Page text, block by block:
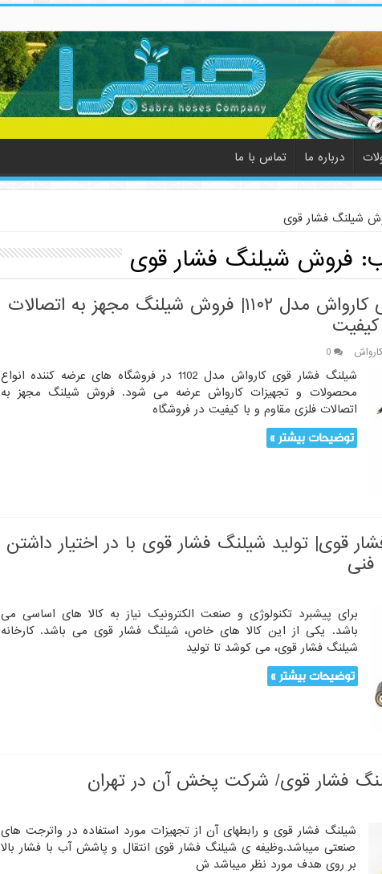
درباره ما تماس با ما
شیلنگ فشار قوی
فروش شیلنگ فشار قوی
شیلنگ فشار قوی کارواش مدل ۱۱۰۲| فروش شیلنگ مجهز به اتصالات
کیفیت
0
شیلنگ فشار قوی کارواش مدل 1102 در فروشگاه های عرضه کننده انواع
محصولات و تجهیزات کارواش عرضه می شود. فروش شیلنگ مجهز به
اتصالات فلزی مقاوم و با کیفیت در فروشگاه
توضیحات بیشتر »
قوی| تولید شیلنگ فشار قوی با در اختیار داشتن
فنی
برای پیشبرد تکنولوژی و صنعت الکترونیک نیاز به کالا های اساسی می
باشد. یکی از این کالا های خاص، شیلنگ فشار قوی می باشد. کارخانه
شیلنگ فشار قوی، می کوشد تا تولید
توضیحات بیشتر »
فشار قوی/ شرکت پخش آن در تهران
شیلنگ فشار قوی و رابطهای آن از تجهیزات مورد استفاده در واترجت های
صنعتی میباشد.وظیفه ی شیلنگ فشار قوی انتقال و پاشش آب با فشار بالا
بر روی هدف مورد نظر میباشد ش